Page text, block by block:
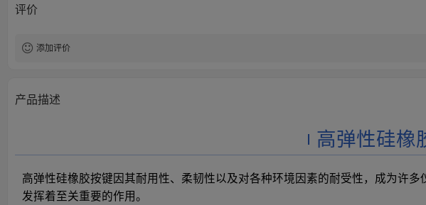
评价
添加评价
产品描述
高弹性硅橡
高弹性硅橡胶按键因其耐用性、柔韧性以及对各种环境因素的耐受性，成为许
发挥着至关重要的作用。